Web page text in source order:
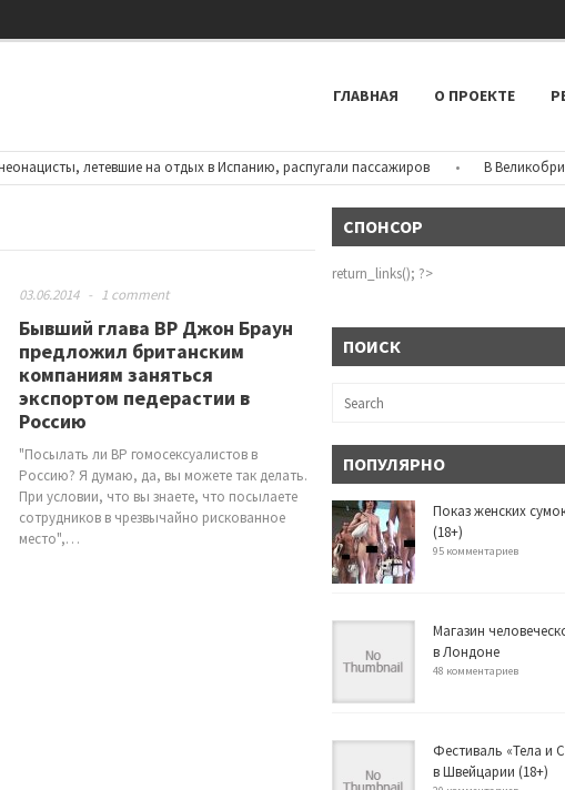
ГЛАВНАЯ О ПРОЕКТЕ
летевшие на отдых в Испанию, распугали пассажиров • В
03.06.2014 - 1 comment
Бывший глава ВР Джон Браун
предложил британским
компаниям заняться
экспортом педерастии в
Россию
"Посылать ли ВР гомосексуалистов в
Россию? Я думаю, да, вы можете так делать.
При условии, что вы знаете, что посылаете
сотрудников в чрезвычайно рискованное
место",…
СПОНСОР
return_links(); ?>
ПОИСК
ПОПУЛЯРНО
Показ женских
(18+)
95 комментариев
Магазин
в Лондоне
48 комментариев
Фестиваль «Тела и
в Швейцарии (18+)